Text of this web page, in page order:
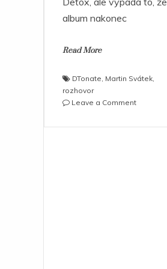
album nakonec
Read More
DTonate Martin Svátek
rozhovor
Leave a Commenton
&